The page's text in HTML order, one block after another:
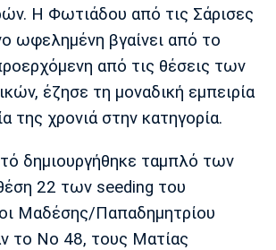
Ερυθρός
Αστέρας
Τότεναμ
Πόρτο Μπενφίκα
Η Φωτιάδου από τις Σάρισες
ωφελημένη βγαίνει από το
από τις θέσεις των
έζησε τη μοναδική εμπειρία
της χρονιά στην κατηγορία.
δημιουργήθηκε ταμπλό των
22 των seeding του
Μαδέσης/Παπαδημητρίου
το Νο 48, τους Ματίας